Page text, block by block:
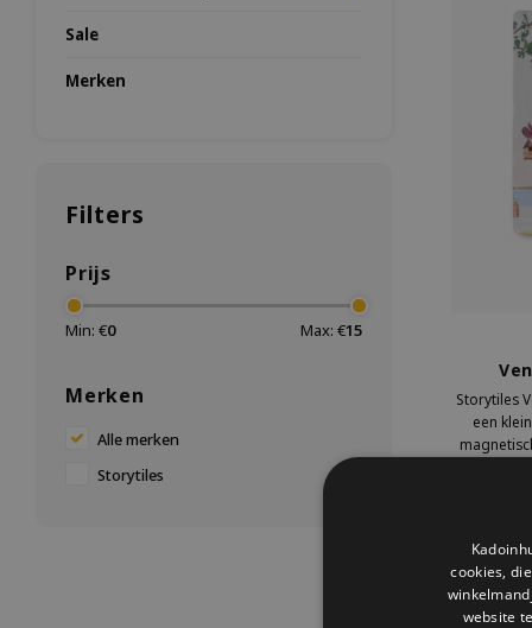
Sale
Merken
Filters
Prijs
Min: €0 Max: €15
Merken
Alle merken
Storytiles
Storytiles
een
cookies,
website